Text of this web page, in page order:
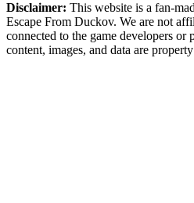
Disclaimer: This website is a fan-
Escape From Duckov. We are not
connected to the game developers or
content, images, and data are